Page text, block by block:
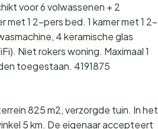
voor 6 volwassenen + 2
met 1 2-pers bed. 1 kamer met 1 2-
4 keramische glas
Niet rokers woning. Maximaal 1
toegestaan. 4191875
825 m2, verzorgde tuin. In het
5 km. De eigenaar accepteert